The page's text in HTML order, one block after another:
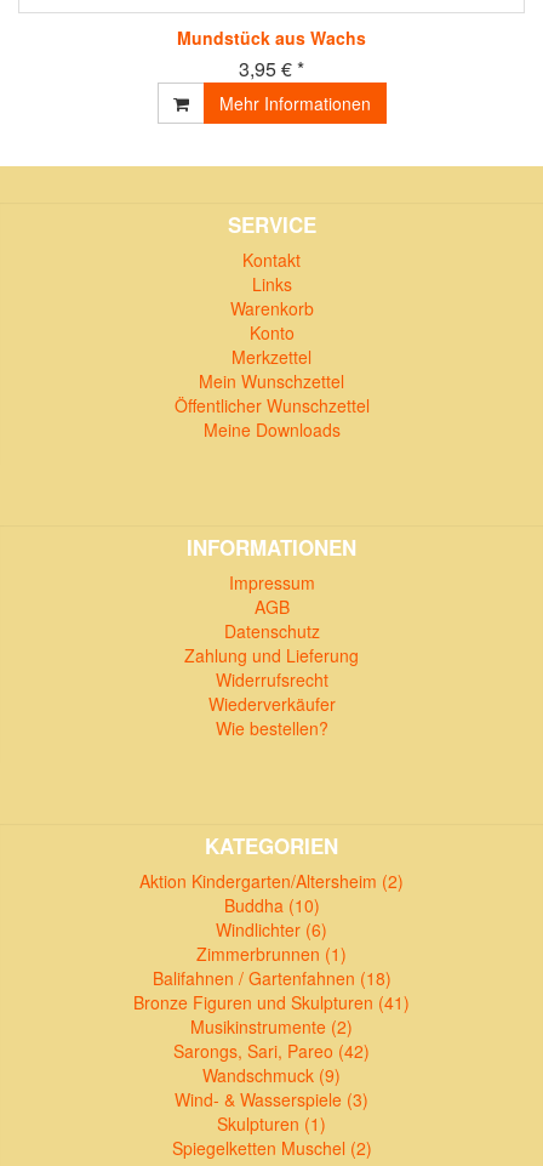
Mundstück aus Wachs
3,95 € *
Mehr Informationen
SERVICE
Kontakt
Links
Warenkorb
Konto
Merkzettel
Mein Wunschzettel
Öffentlicher Wunschzettel
Meine Downloads
INFORMATIONEN
Impressum
AGB
Datenschutz
Zahlung und Lieferung
Widerrufsrecht
Wiederverkäufer
Wie bestellen?
KATEGORIEN
Aktion Kindergarten/Altersheim (2)
Buddha (10)
Windlichter (6)
Zimmerbrunnen (1)
Balifahnen / Gartenfahnen (18)
Bronze Figuren und Skulpturen (41)
Musikinstrumente (2)
Sarongs, Sari, Pareo (42)
Wandschmuck (9)
Wind- & Wasserspiele (3)
Skulpturen (1)
Spiegelketten Muschel (2)